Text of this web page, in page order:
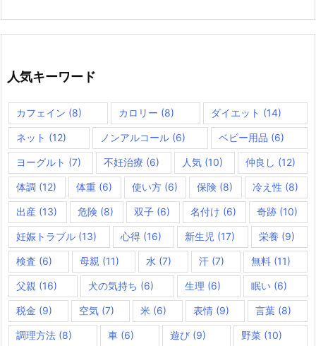
人気キーワード
カフェイン (8) カロリー (8) ダイエット (14)
ネット (12) ノンアルコール(6) ベビー用品 (6)
ヨーグルト (7) 不妊治療 (6) 人気 (10) 仲良し (12)
体調 (12) 体重(6) 使い方(6) 保険 (8) 冷え性 (8)
出産 (13) 危険 (8) 双子 (6) 名付け (6) 奇跡 (10)
妊娠トラブル (13) 心得(16) 新生児 (17) 栄養 (9)
検査 (6) 母親 (11) 水 (7) 汗(7) 無料 (11)
父親 (16) 犬の気持ち (6) 生理 (6) 眠い (6)
税金 (9) 空気(7) 米 (6) 表情(9) 言葉 (8)
調理方法 (8) 車(6) 遊び(9) 野菜 (10)